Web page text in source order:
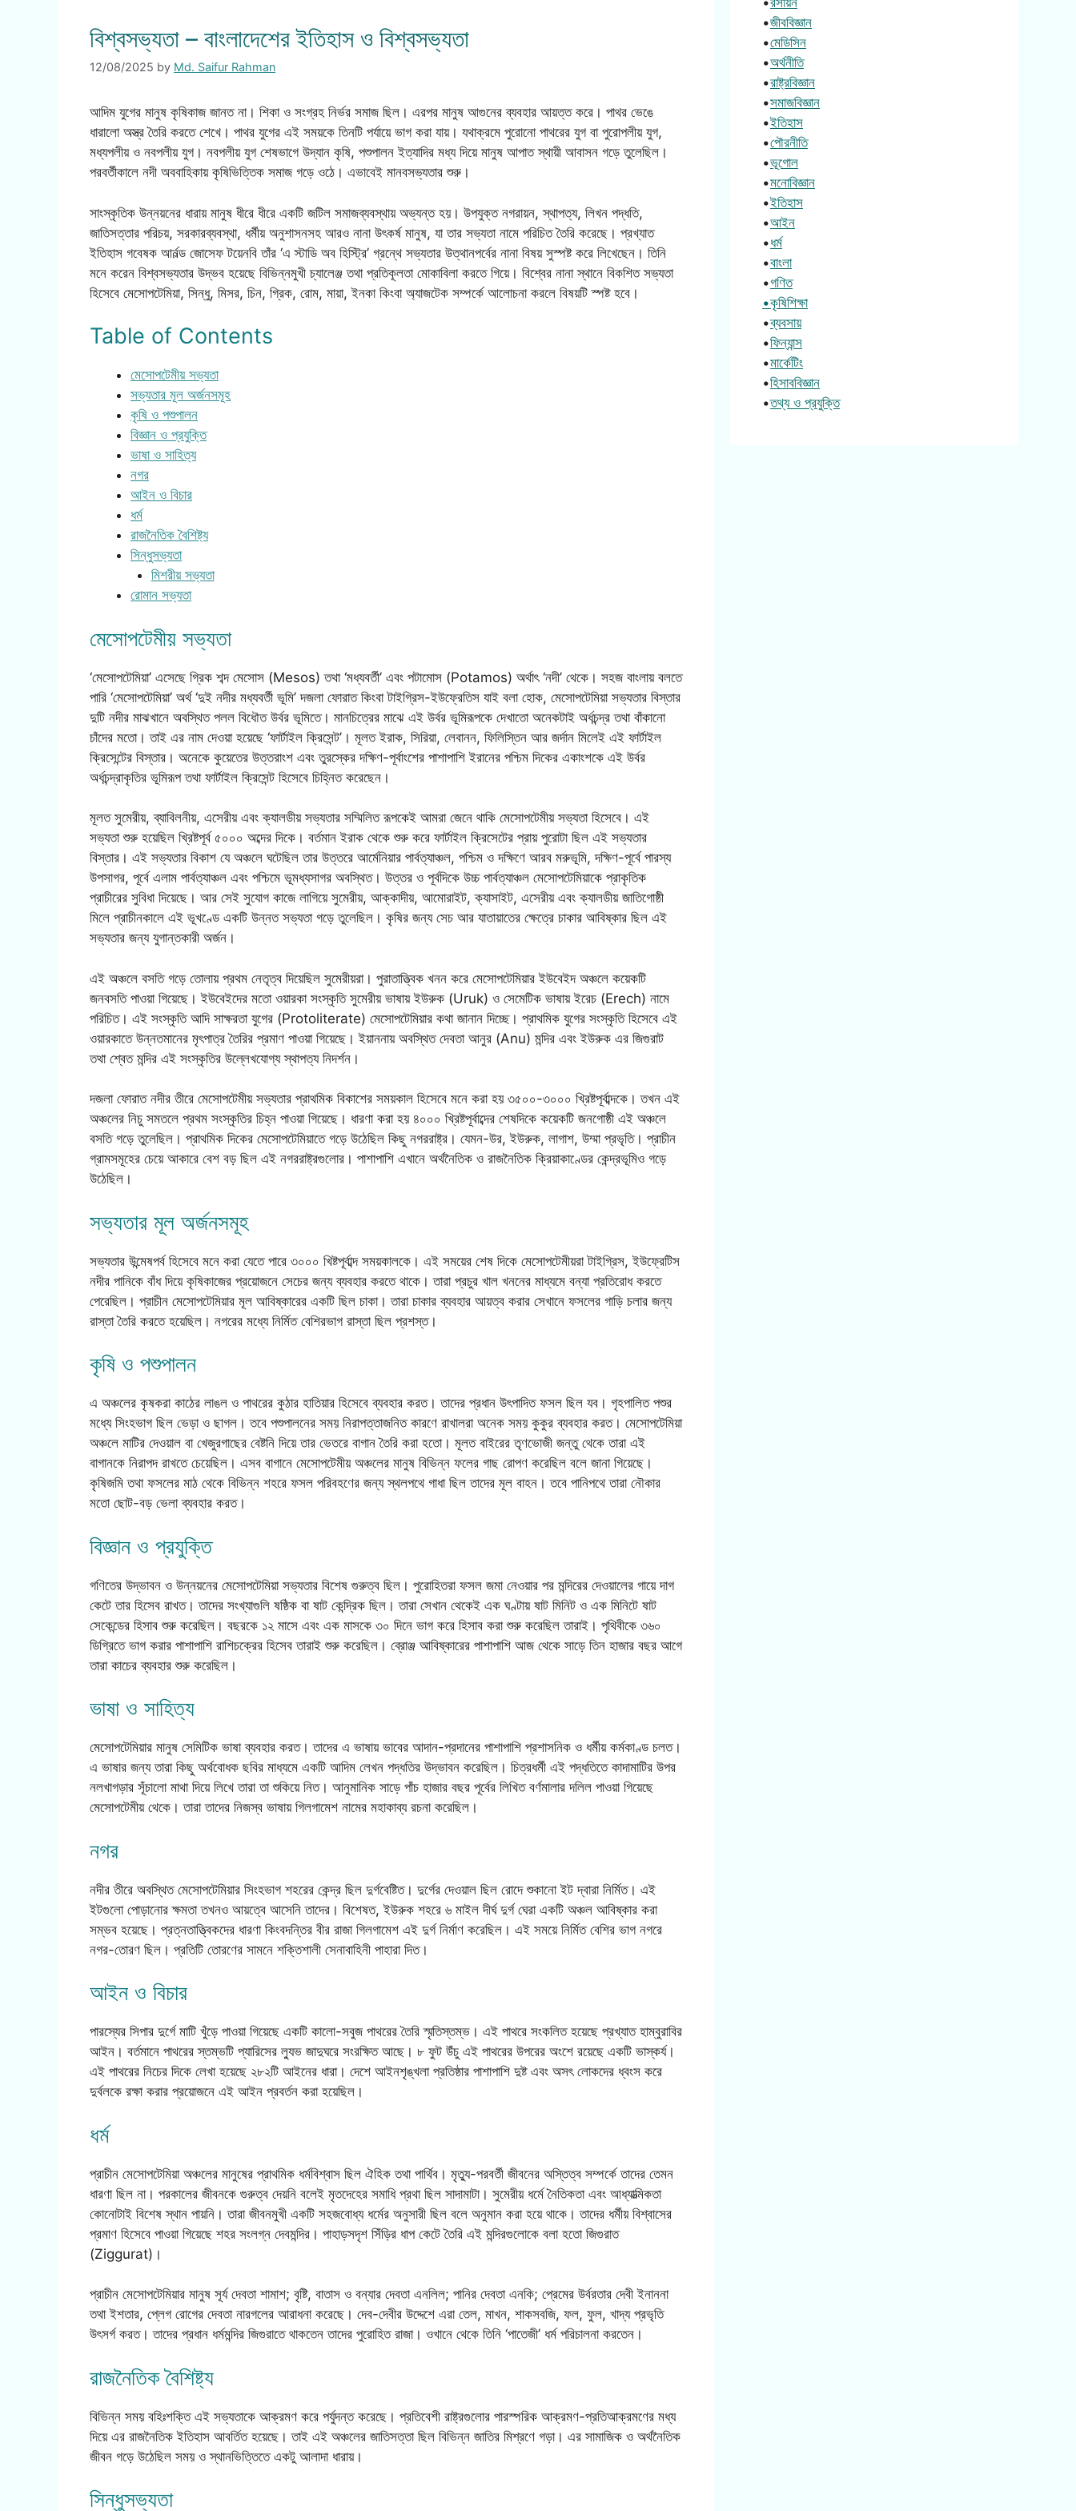
বিশ্বসভ্যতা – বাংলাদেশের ইতিহাস ও বিশ্বসভ্যতা
12/08/2025 by Md. Saifur Rahman
আদিম যুগের মানুষ কৃষিকাজ জানত না। শিকা ও সংগ্রহ নির্ভর সমাজ ছিল। এরপর মানুষ আগুনের ব্যবহার আয়ত্ত করে। পাথর ভেঙে
ধারালো অস্ত্র তৈরি করতে শেখে। পাথর যুগের এই সময়কে তিনটি পর্যায়ে ভাগ করা যায়। যথাক্রমে পুরোনো পাথরের যুগ বা পুরোপলীয় যুগ,
মধ্যপলীয় ও নবপলীয় যুগ। নবপলীয় যুগ শেষভাগে উদ্যান কৃষি, পশুপালন ইত্যাদির মধ্য দিয়ে মানুষ আপাত স্থায়ী আবাসন গড়ে তুলেছিল।
পরবর্তীকালে নদী অববাহিকায় কৃষিভিত্তিক সমাজ গড়ে ওঠে। এভাবেই মানবসভ্যতার শুরু।
সাংস্কৃতিক উন্নয়নের ধারায় মানুষ ধীরে ধীরে একটি জটিল সমাজব্যবস্থায় অভ্যন্ত হয়। উপযুক্ত নগরায়ন, স্থাপত্য, লিখন পদ্ধতি,
জাতিসত্তার পরিচয়, সরকারব্যবস্থা, ধর্মীয় অনুশাসনসহ আরও নানা উৎকর্ষ মানুষ, যা তার সভ্যতা নামে পরিচিত তৈরি করেছে। প্রখ্যাত
ইতিহাস গবেষক আর্নল্ড জোসেফ টয়েনবি তাঁর ‘এ স্টাডি অব হিস্ট্রি’ গ্রন্থে সভ্যতার উত্থানপর্বের নানা বিষয় সুস্পষ্ট করে লিখেছেন। তিনি
মনে করেন বিশ্বসভ্যতার উদ্ভব হয়েছে বিভিন্নমুখী চ্যালেঞ্জ তথা প্রতিকূলতা মোকাবিলা করতে গিয়ে। বিশ্বের নানা স্থানে বিকশিত সভ্যতা
হিসেবে মেসোপটেমিয়া, সিন্ধু, মিসর, চিন, গ্রিক, রোম, মায়া, ইনকা কিংবা অ্যাজটেক সম্পর্কে আলোচনা করলে বিষয়টি স্পষ্ট হবে।
Table of Contents
মেসোপটেমীয় সভ্যতা
সভ্যতার মূল অর্জনসমূহ
কৃষি ও পশুপালন
বিজ্ঞান ও প্রযুক্তি
ভাষা ও সাহিত্য
নগর
আইন ও বিচার
ধর্ম
রাজনৈতিক বৈশিষ্ট্য
সিন্ধুসভ্যতা
মিশরীয় সভ্যতা
রোমান সভ্যতা
মেসোপটেমীয় সভ্যতা
‘মেসোপটেমিয়া’ এসেছে গ্রিক শব্দ মেসোস (Mesos) তথা ‘মধ্যবর্তী’ এবং পটামোস (Potamos) অর্থাৎ ‘নদী’ থেকে। সহজ বাংলায় বলতে
পারি ‘মেসোপটেমিয়া’ অর্থ ‘দুই নদীর মধ্যবর্তী ভূমি’ দজলা ফোরাত কিংবা টাইগ্রিস-ইউফ্রেতিস যাই বলা হোক, মেসোপটেমিয়া সভ্যতার বিস্তার
দুটি নদীর মাঝখানে অবস্থিত পলল বিধৌত উর্বর ভূমিতে। মানচিত্রের মাঝে এই উর্বর ভূমিরূপকে দেখাতো অনেকটাই অর্ধচন্দ্র তথা বাঁকানো
চাঁদের মতো। তাই এর নাম দেওয়া হয়েছে ‘ফার্টাইল ক্রিসেন্ট’। মূলত ইরাক, সিরিয়া, লেবানন, ফিলিস্তিন আর জর্দান মিলেই এই ফার্টাইল
ক্রিসেন্টের বিস্তার। অনেকে কুয়েতের উত্তরাংশ এবং তুরস্কের দক্ষিণ-পূর্বাংশের পাশাপাশি ইরানের পশ্চিম দিকের একাংশকে এই উর্বর
অর্ধচন্দ্রাকৃতির ভূমিরূপ তথা ফার্টাইল ক্রিসেন্ট হিসেবে চিহ্নিত করেছেন।
মূলত সুমেরীয়, ব্যাবিলনীয়, এসেরীয় এবং ক্যালডীয় সভ্যতার সম্মিলিত রূপকেই আমরা জেনে থাকি মেসোপটেমীয় সভ্যতা হিসেবে। এই
সভ্যতা শুরু হয়েছিল খ্রিষ্টপূর্ব ৫০০০ অব্দের দিকে। বর্তমান ইরাক থেকে শুরু করে ফার্টাইল ক্রিসেটের প্রায় পুরোটা ছিল এই সভ্যতার
বিস্তার। এই সভ্যতার বিকাশ যে অঞ্চলে ঘটেছিল তার উত্তরে আর্মেনিয়ার পার্বত্যাঞ্চল, পশ্চিম ও দক্ষিণে আরব মরুভূমি, দক্ষিণ-পূর্বে পারস্য
উপসাগর, পূর্বে এলাম পার্বত্যাঞ্চল এবং পশ্চিমে ভূমধ্যসাগর অবস্থিত। উত্তর ও পূর্বদিকে উচ্চ পার্বত্যাঞ্চল মেসোপটেমিয়াকে প্রাকৃতিক
প্রাচীরের সুবিধা দিয়েছে। আর সেই সুযোগ কাজে লাগিয়ে সুমেরীয়, আক্কাদীয়, আমোরাইট, ক্যাসাইট, এসেরীয় এবং ক্যালডীয় জাতিগোষ্ঠী
মিলে প্রাচীনকালে এই ভূখণ্ডে একটি উন্নত সভ্যতা গড়ে তুলেছিল। কৃষির জন্য সেচ আর যাতায়াতের ক্ষেত্রে চাকার আবিষ্কার ছিল এই
সভ্যতার জন্য যুগান্তকারী অর্জন।
এই অঞ্চলে বসতি গড়ে তোলায় প্রথম নেতৃত্ব দিয়েছিল সুমেরীয়রা। পুরাতাত্ত্বিক খনন করে মেসোপটেমিয়ার ইউবেইদ অঞ্চলে কয়েকটি
জনবসতি পাওয়া গিয়েছে। ইউবেইদের মতো ওয়ারকা সংস্কৃতি সুমেরীয় ভাষায় ইউরুক (Uruk) ও সেমেটিক ভাষায় ইরেচ (Erech) নামে
পরিচিত। এই সংস্কৃতি আদি সাক্ষরতা যুগের (Protoliterate) মেসোপটেমিয়ার কথা জানান দিচ্ছে। প্রাথমিক যুগের সংস্কৃতি হিসেবে এই
ওয়ারকাতে উন্নতমানের মৃৎপাত্র তৈরির প্রমাণ পাওয়া গিয়েছে। ইয়াননায় অবস্থিত দেবতা আনুর (Anu) মন্দির এবং ইউরুক এর জিগুরাট
তথা শ্বেত মন্দির এই সংস্কৃতির উল্লেখযোগ্য স্থাপত্য নিদর্শন।
দজলা ফোরাত নদীর তীরে মেসোপটেমীয় সভ্যতার প্রাথমিক বিকাশের সময়কাল হিসেবে মনে করা হয় ৩৫০০-৩০০০ খ্রিষ্টপূর্বাব্দকে। তখন এই
অঞ্চলের নিচু সমতলে প্রথম সংস্কৃতির চিহ্ন পাওয়া গিয়েছে। ধারণা করা হয় ৪০০০ খ্রিষ্টপূর্বাব্দের শেষদিকে কয়েকটি জনগোষ্ঠী এই অঞ্চলে
বসতি গড়ে তুলেছিল। প্রাথমিক দিকের মেসোপটেমিয়াতে গড়ে উঠেছিল কিছু নগররাষ্ট্র। যেমন-উর, ইউরুক, লাগাশ, উম্মা প্রভৃতি। প্রাচীন
গ্রামসমূহের চেয়ে আকারে বেশ বড় ছিল এই নগররাষ্ট্রগুলোর। পাশাপাশি এখানে অর্থনৈতিক ও রাজনৈতিক ক্রিয়াকাণ্ডের কেন্দ্রভূমিও গড়ে
উঠেছিল।
সভ্যতার মূল অর্জনসমূহ
সভ্যতার উন্মেষপর্ব হিসেবে মনে করা যেতে পারে ৩০০০ খিষ্টপূর্বাব্দ সময়কালকে। এই সময়ের শেষ দিকে মেসোপটেমীয়রা টাইগ্রিস, ইউফ্রেটিস
নদীর পানিকে বাঁধ দিয়ে কৃষিকাজের প্রয়োজনে সেচের জন্য ব্যবহার করতে থাকে। তারা প্রচুর খাল খননের মাধ্যমে বন্যা প্রতিরোধ করতে
পেরেছিল। প্রাচীন মেসোপটেমিয়ার মূল আবিষ্কারের একটি ছিল চাকা। তারা চাকার ব্যবহার আয়ত্ব করার সেখানে ফসলের গাড়ি চলার জন্য
রাস্তা তৈরি করতে হয়েছিল। নগরের মধ্যে নির্মিত বেশিরভাগ রাস্তা ছিল প্রশস্ত।
কৃষি ও পশুপালন
এ অঞ্চলের কৃষকরা কাঠের লাঙল ও পাথরের কুঠার হাতিয়ার হিসেবে ব্যবহার করত। তাদের প্রধান উৎপাদিত ফসল ছিল যব। গৃহপালিত পশুর
মধ্যে সিংহভাগ ছিল ভেড়া ও ছাগল। তবে পশুপালনের সময় নিরাপত্তাজনিত কারণে রাখালরা অনেক সময় কুকুর ব্যবহার করত। মেসোপটেমিয়া
অঞ্চলে মাটির দেওয়াল বা খেজুরগাছের বেষ্টনি দিয়ে তার ভেতরে বাগান তৈরি করা হতো। মূলত বাইরের তৃণভোজী জন্তু থেকে তারা এই
বাগানকে নিরাপদ রাখতে চেয়েছিল। এসব বাগানে মেসোপটেমীয় অঞ্চলের মানুষ বিভিন্ন ফলের গাছ রোপণ করেছিল বলে জানা গিয়েছে।
কৃষিজমি তথা ফসলের মাঠ থেকে বিভিন্ন শহরে ফসল পরিবহণের জন্য স্থলপথে গাধা ছিল তাদের মূল বাহন। তবে পানিপথে তারা নৌকার
মতো ছোট-বড় ভেলা ব্যবহার করত।
বিজ্ঞান ও প্রযুক্তি
গণিতের উদ্ভাবন ও উন্নয়নের মেসোপটেমিয়া সভ্যতার বিশেষ গুরুত্ব ছিল। পুরোহিতরা ফসল জমা নেওয়ার পর মন্দিরের দেওয়ালের গায়ে দাগ
কেটে তার হিসেব রাখত। তাদের সংখ্যাগুলি ষষ্ঠিক বা ষাট কেন্দ্রিক ছিল। তারা সেখান থেকেই এক ঘণ্টায় ষাট মিনিট ও এক মিনিটে ষাট
সেকেন্ডের হিসাব শুরু করেছিল। বছরকে ১২ মাসে এবং এক মাসকে ৩০ দিনে ভাগ করে হিসাব করা শুরু করেছিল তারাই। পৃথিবীকে ৩৬০
ডিগ্রিতে ভাগ করার পাশাপাশি রাশিচক্রের হিসেব তারাই শুরু করেছিল। ব্রোঞ্জ আবিষ্কারের পাশাপাশি আজ থেকে সাড়ে তিন হাজার বছর আগে
তারা কাচের ব্যবহার শুরু করেছিল।
ভাষা ও সাহিত্য
মেসোপটেমিয়ার মানুষ সেমিটিক ভাষা ব্যবহার করত। তাদের এ ভাষায় ভাবের আদান-প্রদানের পাশাপাশি প্রশাসনিক ও ধর্মীয় কর্মকাণ্ড চলত।
এ ভাষার জন্য তারা কিছু অর্থবোধক ছবির মাধ্যমে একটি আদিম লেখন পদ্ধতির উদ্ভাবন করেছিল। চিত্রধর্মী এই পদ্ধতিতে কাদামাটির উপর
নলখাগড়ার সূঁচালো মাথা দিয়ে লিখে তারা তা শুকিয়ে নিত। আনুমানিক সাড়ে পাঁচ হাজার বছর পূর্বের লিখিত বর্ণমালার দলিল পাওয়া গিয়েছে
মেসোপটেমীয় থেকে। তারা তাদের নিজস্ব ভাষায় গিলগামেশ নামের মহাকাব্য রচনা করেছিল।
নগর
নদীর তীরে অবস্থিত মেসোপটেমিয়ার সিংহভাগ শহরের কেন্দ্র ছিল দুর্গবেষ্টিত। দুর্গের দেওয়াল ছিল রোদে শুকানো ইট দ্বারা নির্মিত। এই
ইটগুলো পোড়ানোর ক্ষমতা তখনও আয়ত্বে আসেনি তাদের। বিশেষত, ইউরুক শহরে ৬ মাইল দীর্ঘ দুর্গ ঘেরা একটি অঞ্চল আবিষ্কার করা
সম্ভব হয়েছে। প্রত্নতাত্ত্বিকদের ধারণা কিংবদন্তির বীর রাজা গিলগামেশ এই দুর্গ নির্মাণ করেছিল। এই সময়ে নির্মিত বেশির ভাগ নগরে
নগর-তোরণ ছিল। প্রতিটি তোরণের সামনে শক্তিশালী সেনাবাহিনী পাহারা দিত।
আইন ও বিচার
পারস্যের সিপার দুর্গে মাটি খুঁড়ে পাওয়া গিয়েছে একটি কালো-সবুজ পাথরের তৈরি স্মৃতিস্তম্ভ। এই পাথরে সংকলিত হয়েছে প্রখ্যাত হাম্বুরাবির
আইন। বর্তমানে পাথরের স্তম্ভটি প্যারিসের ল্যুভ জাদুঘরে সংরক্ষিত আছে। ৮ ফুট উঁচু এই পাথরের উপরের অংশে রয়েছে একটি ভাস্কর্য।
এই পাথরের নিচের দিকে লেখা হয়েছে ২৮২টি আইনের ধারা। দেশে আইনশৃঙ্খলা প্রতিষ্ঠার পাশাপাশি দুষ্ট এবং অসৎ লোকদের ধ্বংস করে
দুর্বলকে রক্ষা করার প্রয়োজনে এই আইন প্রবর্তন করা হয়েছিল।
ধর্ম
প্রাচীন মেসোপটেমিয়া অঞ্চলের মানুষের প্রাথমিক ধর্মবিশ্বাস ছিল ঐহিক তথা পার্থিব। মৃত্যু-পরবর্তী জীবনের অস্তিত্ব সম্পর্কে তাদের তেমন
ধারণা ছিল না। পরকালের জীবনকে গুরুত্ব দেয়নি বলেই মৃতদেহের সমাধি প্রথা ছিল সাদামাটা। সুমেরীয় ধর্মে নৈতিকতা এবং আধ্যাত্মিকতা
কোনোটাই বিশেষ স্থান পায়নি। তারা জীবনমুখী একটি সহজবোধ্য ধর্মের অনুসারী ছিল বলে অনুমান করা হয়ে থাকে। তাদের ধর্মীয় বিশ্বাসের
প্রমাণ হিসেবে পাওয়া গিয়েছে শহর সংলগ্ন দেবমন্দির। পাহাড়সদৃশ সিঁড়ির ধাপ কেটে তৈরি এই মন্দিরগুলোকে বলা হতো জিগুরাত
(Ziggurat)।
প্রাচীন মেসোপটেমিয়ার মানুষ সূর্য দেবতা শামাশ; বৃষ্টি, বাতাস ও বন্যার দেবতা এনলিল; পানির দেবতা এনকি; প্রেমের উর্বরতার দেবী ইনাননা
তথা ইশতার, প্লেগ রোগের দেবতা নারগলের আরাধনা করেছে। দেব-দেবীর উদ্দেশে এরা তেল, মাখন, শাকসবজি, ফল, ফুল, খাদ্য প্রভৃতি
উৎসর্গ করত। তাদের প্রধান ধর্মমন্দির জিগুরাতে থাকতেন তাদের পুরোহিত রাজা। ওখানে থেকে তিনি ‘পাতেজী’ ধর্ম পরিচালনা করতেন।
রাজনৈতিক বৈশিষ্ট্য
বিভিন্ন সময় বহিঃশক্তি এই সভ্যতাকে আক্রমণ করে পর্যুদন্ত করেছে। প্রতিবেশী রাষ্ট্রগুলোর পারস্পরিক আক্রমণ-প্রতিআক্রমণের মধ্য
দিয়ে এর রাজনৈতিক ইতিহাস আবর্তিত হয়েছে। তাই এই অঞ্চলের জাতিসত্তা ছিল বিভিন্ন জাতির মিশ্রণে গড়া। এর সামাজিক ও অর্থনৈতিক
জীবন গড়ে উঠেছিল সময় ও স্থানভিত্তিতে একটু আলাদা ধারায়।
সিন্ধুসভ্যতা
•জীববিজ্ঞান
•মেডিসিন
•অর্থনীতি
•রাষ্ট্রবিজ্ঞান
•সমাজবিজ্ঞান
•ইতিহাস
•পৌরনীতি
•ভূগোল
•মনোবিজ্ঞান
•ইতিহাস
•আইন
•ধর্ম
•বাংলা
•গণিত
•কৃষিশিক্ষা
•ব্যবসায়
•ফিন্যান্স
•মার্কেটিং
•হিসাববিজ্ঞান
•তথ্য ও প্রযুক্তি